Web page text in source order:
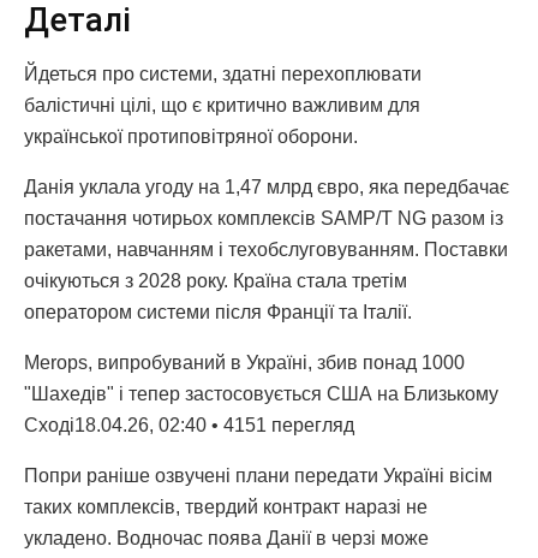
Деталі
Йдеться про системи, здатні перехоплювати
балістичні цілі, що є критично важливим для
української протиповітряної оборони.
Данія уклала угоду на 1,47 млрд євро, яка передбачає
постачання чотирьох комплексів SAMP/T NG разом із
ракетами, навчанням і техобслуговуванням. Поставки
очікуються з 2028 року. Країна стала третім
оператором системи після Франції та Італії.
Merops, випробуваний в Україні, збив понад 1000
"Шахедів" і тепер застосовується США на Близькому
Сході18.04.26, 02:40 • 4151 перегляд
Попри раніше озвучені плани передати Україні вісім
таких комплексів, твердий контракт наразі не
укладено. Водночас поява Данії в черзі може